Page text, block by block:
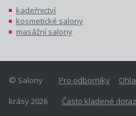
kadeřnictví
kosmetické salony
masážní salony
Pro odborníky
Často kladené
© Salony
krásy 2026